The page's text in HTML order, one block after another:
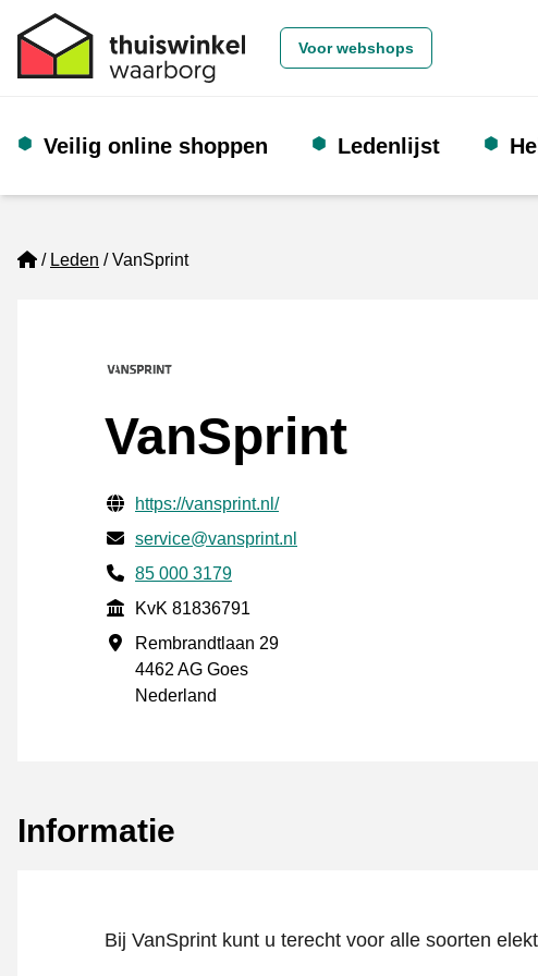
Voor webshops
Veilig online shoppen Ledenlijst
Home
Leden VanSprint
VanSprint
Gecontroleerde contactgegevens
Website URL
https://vansprint.nl/
E-mail
service@vansprint.nl
Telefoonnummer
85 000 3179
KvK
KvK 81836791
Vestigingsadres
Rembrandtlaan 29
4462 AG Goes
Nederland
Informatie
Bij VanSprint kunt u terecht voor alle soorten